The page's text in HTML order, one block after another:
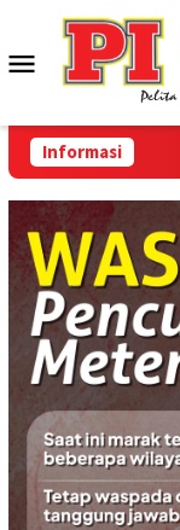
konten
Menu
Mobile
Informasi